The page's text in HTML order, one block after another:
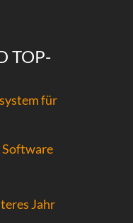
TOP-
für
Jahr